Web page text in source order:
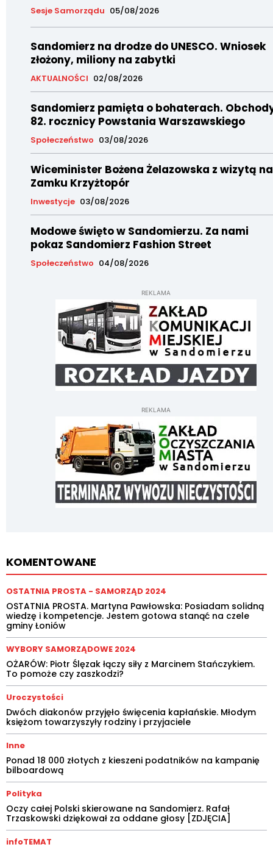
Sesje Samorządu 05/08/2026
Sandomierz na drodze do UNESCO. Wniosek
złożony, miliony na zabytki
AKTUALNOŚCI 02/08/2026
Sandomierz pamięta o bohaterach.
82. rocznicy Powstania Warszawskiego
Społeczeństwo 03/08/2026
Wiceminister Bożena Żelazowska z wizytą na
Zamku Krzyżtopór
Inwestycje 03/08/2026
Modowe święto w Sandomierzu. Za nami
pokaz Sandomierz Fashion Street
Społeczeństwo 04/08/2026
REKLAMA
REKLAMA
KOMENTOWANE
OSTATNIA PROSTA - SAMORZĄD 2024
OSTATNIA PROSTA. Martyna Pawłowska: Posiadam solidną
wiedzę i kompetencje. Jestem gotowa stanąć na czele
gminy Łoniów
WYBORY SAMORZĄDOWE 2024
OŻARÓW: Piotr Ślęzak łączy siły z Marcinem Stańczykiem.
To pomoże czy zaszkodzi?
Uroczystości
Dwóch diakonów przyjęło święcenia kapłańskie. Młodym
księżom towarzyszyły rodziny i przyjaciele
Inne
Ponad 18 000 złotych z kieszeni podatników na kampanię
bilboardową
Polityka
Oczy całej Polski skierowane na Sandomierz. Rafał
Trzaskowski dziękował za oddane głosy [ZDJĘCIA]
infoTEMAT